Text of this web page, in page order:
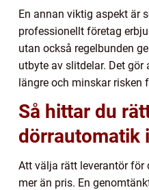
En annan viktig aspekt är
professionellt företag
utan också regelbunden
utbyte av slitdelar. Det
längre och minskar
Så hittar du
dörrautomatik
Att välja rätt leverantör
mer än pris. En